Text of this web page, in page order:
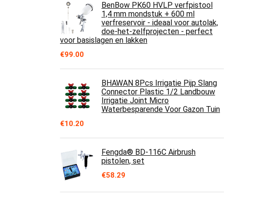
BenBow PK60 HVLP verfpistool
1,4 mm mondstuk + 600 ml
verfreservoir - ideaal voor autolak,
doe-het-zelfprojecten - perfect
voor basislagen en lakken
€99.00
BHAWAN 8Pcs Irrigatie Pijp Slang
Connector Plastic 1/2 Landbouw
Irrigatie Joint Micro
Waterbesparende Voor Gazon Tuin
€10.20
Fengda® BD-116C Airbrush
pistolen, set
€58.29